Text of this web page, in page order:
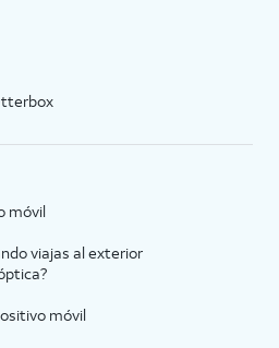
móvil
viajas al exterior
móvil